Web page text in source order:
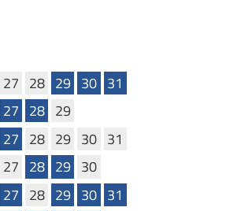
27 28 29 30 31
27 28 29
27 28 29 30 31
27 28 29 30
27 28 29 30 31